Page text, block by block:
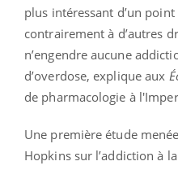
plus intéressant d’un
contrairement à d’autres
n’engendre aucune
d’overdose, explique aux
de pharmacologie à
Une première étude
Hopkins sur l’addiction à